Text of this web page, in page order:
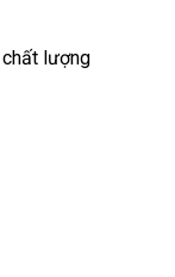
lượng